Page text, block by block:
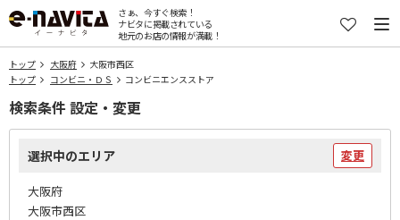
さぁ、今すぐ検索！
ナビタに掲載されている
地元のお店の情報が満載！
トップ 大阪府
大阪市西区
トップ
コンビニ・ＤＳ コンビニエンスストア
検索条件 設定・変更
選択中のエリア 変更
大阪府
大阪市西区